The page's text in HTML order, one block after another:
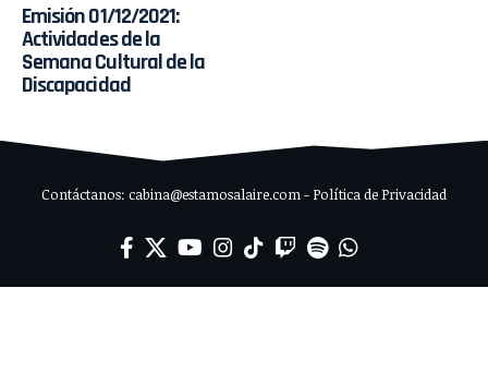
Emisión 01/12/2021:
Actividades de la
Semana Cultural de la
Discapacidad
Contáctanos: cabina@estamosalaire.com - Política de Privacidad